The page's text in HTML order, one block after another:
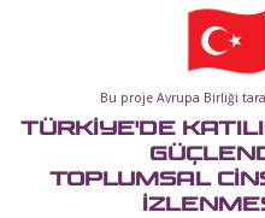
Bu proje Avrupa Birliği
TÜRKİYE'DE
TOPLUMSAL